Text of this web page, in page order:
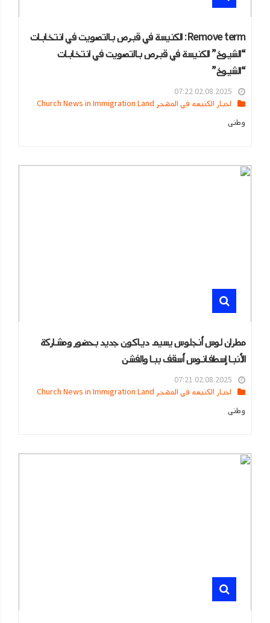
Remove term: الكنيسة في قبرص بالتصويت في انتخابات
“الشيوخ” الكنيسة في قبرص بالتصويت في انتخابات
“الشيوخ”
02.08.2025 07:22
اخبار الكنيسه في المهجر Church News in Immigration Land
وطنى
مطران لوس أنجلوس يسيم دياكون جديد بحضور ومشاركة
الأنبا إسطفانوس أسقف ببا والفشن
02.08.2025 07:21
اخبار الكنيسه في المهجر Church News in Immigration Land
وطنى